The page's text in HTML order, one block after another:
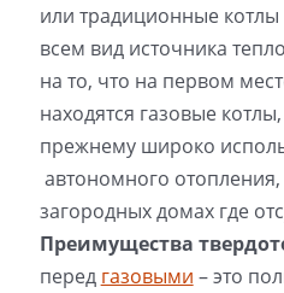
или традиционные
всем вид источника
на то, что на первом
находятся газовые
прежнему широко
автономного
загородных домах где
Преимущества
перед газовыми – это